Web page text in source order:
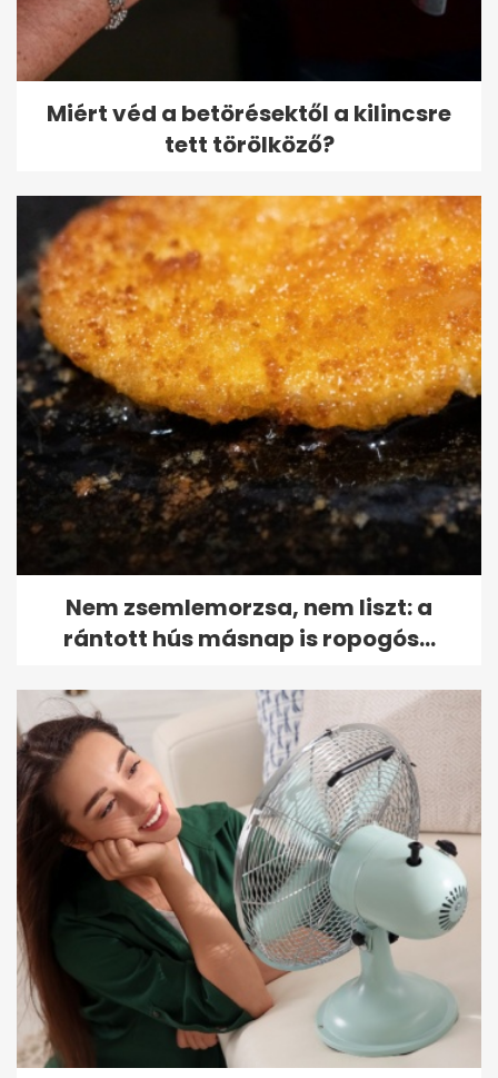
Miért véd a betörésektől a kilincsre
tett törölköző?
Nem zsemlemorzsa, nem liszt: a
rántott hús másnap is ropogós...